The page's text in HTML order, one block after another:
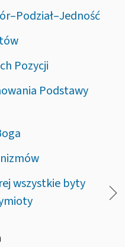
Pozycji
Podstawy
wszystkie byty